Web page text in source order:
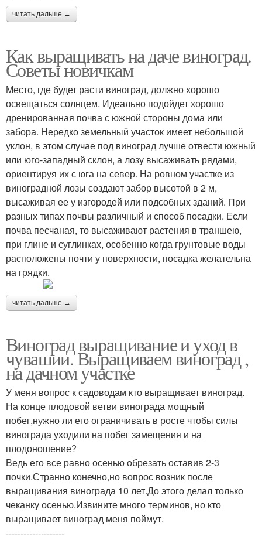
читать дальше →
Как выращивать на даче виноград.
Советы новичкам
Место, где будет расти виноград, должно хорошо
освещаться солнцем. Идеально подойдет хорошо
дренированная почва с южной стороны дома или
забора. Нередко земельный участок имеет небольшой
уклон, в этом случае под виноград лучше отвести южный
или юго-западный склон, а лозу высаживать рядами,
ориентируя их с юга на север. На ровном участке из
виноградной лозы создают забор высотой в 2 м,
высаживая ее у изгородей или подсобных зданий. При
разных типах почвы различный и способ посадки. Если
почва песчаная, то высаживают растения в траншею,
при глине и суглинках, особенно когда грунтовые воды
расположены почти у поверхности, посадка желательна
на грядки.
читать дальше →
Виноград выращивание и уход в
чувашии. Выращиваем виноград ,
на дачном участке
У меня вопрос к садоводам кто выращивает виноград.
На конце плодовой ветви винограда мощный
побег,нужно ли его ограничивать в росте чтобы силы
винограда уходили на побег замещения и на
плодоношение?
Ведь его все равно осенью обрезать оставив 2-3
почки.Странно конечно,но вопрос возник после
выращивания винограда 10 лет.До этого делал только
чеканку осенью.Извините много терминов, но кто
выращивает виноград меня поймут.
--------------------